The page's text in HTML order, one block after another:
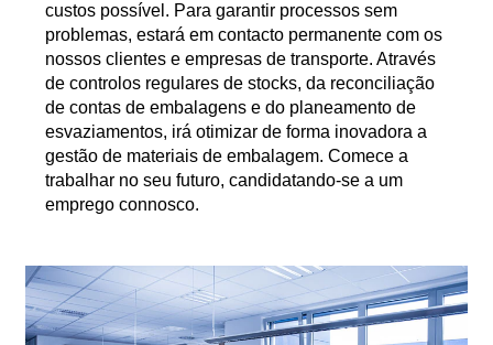
custos possível. Para garantir processos sem
problemas, estará em contacto permanente com os
nossos clientes e empresas de transporte. Através
de controlos regulares de stocks, da reconciliação
de contas de embalagens e do planeamento de
esvaziamentos, irá otimizar de forma inovadora a
gestão de materiais de embalagem. Comece a
trabalhar no seu futuro, candidatando-se a um
emprego connosco.